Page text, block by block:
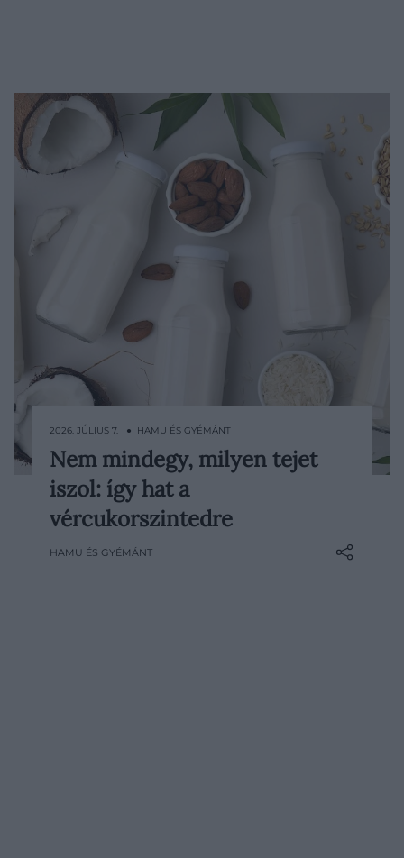
A 2-es típusú cukorbetegséggel élők
gyakran egymásnak ellentmondó
tanácsokkal találkoznak. Van, aki szerint a
szinte csodaitalként beszélnek egyes
2026. JÚLIUS 7. ● HAMU ÉS GYÉMÁNT
Nem mindegy, milyen tejet
iszol: így hat a
vércukorszintedre
HAMU ÉS GYÉMÁNT